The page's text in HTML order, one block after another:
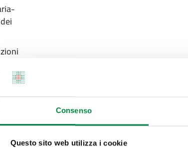
Consenso
Questo sito web utilizza i cookie